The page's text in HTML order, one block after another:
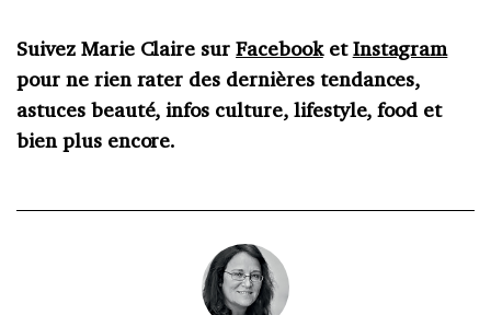
Suivez Marie Claire surFacebooketInstagram
pour ne rien rater des dernières tendances,
astuces beauté, infos culture, lifestyle, food et
bien plus encore.